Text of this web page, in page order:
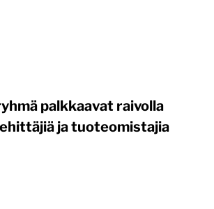
palkkaavat raivolla
ja tuoteomistajia